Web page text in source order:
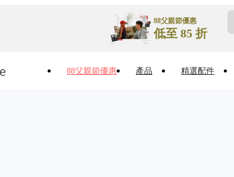
88父親節優惠
低至 85 折
88父親節優惠 產品 精選配件